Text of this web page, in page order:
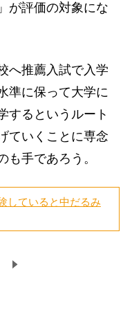
が評価の対象にな
へ推薦入試で入学
準に保って大学に
するというルート
ていくことに専念
も手であろう。
していると中だるみ